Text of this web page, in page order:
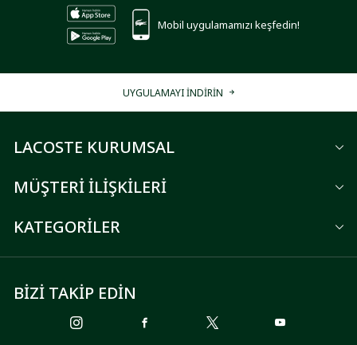
Mobil uygulamamızı keşfedin!
UYGULAMAYI İNDİRİN
LACOSTE KURUMSAL
MÜŞTERİ İLİŞKİLERİ
KATEGORİLER
BİZİ TAKİP EDİN